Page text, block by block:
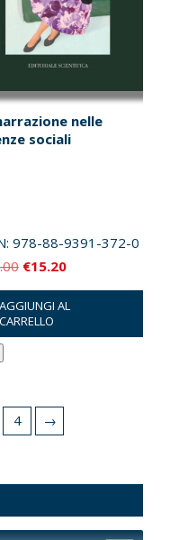
nelle
sociali
978-88-9391-372-0
Il
prezzo
originale
era:
€15.20Il
prezzo
attuale
è:
AGGIUNGI AL
CARRELLO
4 →